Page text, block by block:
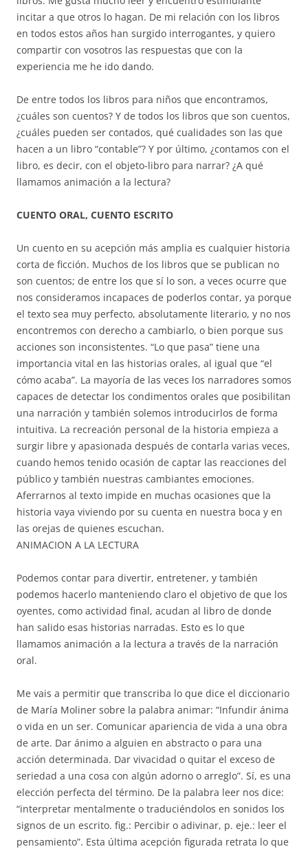
incitar a que otros lo hagan. De mi relación con los libros
en todos estos años han surgido interrogantes, y quiero
compartir con vosotros las respuestas que con la
experiencia me he ido dando.
De entre todos los libros para niños que encontramos,
¿cuáles son cuentos? Y de todos los libros que son cuentos,
¿cuáles pueden ser contados, qué cualidades son las que
hacen a un libro “contable”? Y por último, ¿contamos con el
libro, es decir, con el objeto-libro para narrar? ¿A qué
llamamos animación a la lectura?
CUENTO ORAL, CUENTO ESCRITO
Un cuento en su acepción más amplia es cualquier historia
corta de ficción. Muchos de los libros que se publican no
son cuentos; de entre los que sí lo son, a veces ocurre que
nos consideramos incapaces de poderlos contar, ya porque
el texto sea muy perfecto, absolutamente literario, y no nos
encontremos con derecho a cambiarlo, o bien porque sus
acciones son inconsistentes. “Lo que pasa” tiene una
importancia vital en las historias orales, al igual que “el
cómo acaba”. La mayoría de las veces los narradores somos
capaces de detectar los condimentos orales que posibilitan
una narración y también solemos introducirlos de forma
intuitiva. La recreación personal de la historia empieza a
surgir libre y apasionada después de contarla varias veces,
cuando hemos tenido ocasión de captar las reacciones del
público y también nuestras cambiantes emociones.
Aferrarnos al texto impide en muchas ocasiones que la
historia vaya viviendo por su cuenta en nuestra boca y en
las orejas de quienes escuchan.
ANIMACION A LA LECTURA
Podemos contar para divertir, entretener, y también
podemos hacerlo manteniendo claro el objetivo de que los
oyentes, como actividad final, acudan al libro de donde
han salido esas historias narradas. Esto es lo que
llamamos animación a la lectura a través de la narración
oral.
Me vais a permitir que transcriba lo que dice el diccionario
de María Moliner sobre la palabra animar: “Infundir ánima
o vida en un ser. Comunicar apariencia de vida a una obra
de arte. Dar ánimo a alguien en abstracto o para una
acción determinada. Dar vivacidad o quitar el exceso de
seriedad a una cosa con algún adorno o arreglo”. Sí, es una
elección perfecta del término. De la palabra leer nos dice:
“interpretar mentalmente o traduciéndolos en sonidos los
signos de un escrito. fig.: Percibir o adivinar, p. eje.: leer el
pensamiento”. Esta última acepción figurada retrata lo que